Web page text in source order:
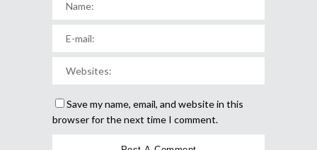
Save my name, email, and website in this
browser for the next time I comment.